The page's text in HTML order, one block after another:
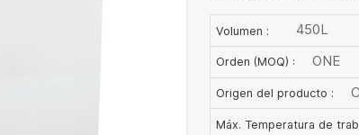
Volumen : 450L
Orden (MOQ) : ONE
Origen del producto :
Máx. Temperatura de